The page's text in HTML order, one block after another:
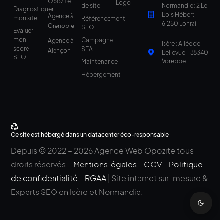
Normandie : 2 Le
Bois Hébert -
61250 Lonrai
Isère : Allée de
Bellevue - 38340
Voreppe
de site
Référencement
SEO
Campagne
SEA
Maintenance
Hébergement
Logo
Agence à
Grenoble
Agence à
Alençon
Diagnostiquer
mon site
Évaluer
mon
score
SEO
Ce site est hébergé dans un datacenter éco-responsable
Depuis © 2022 – 2026 Agence Web Opozite tous
droits réservés – Mentions légales– CGV– Politique
de confidentialité – RGAA | Site internet sur-mesure &
Experts SEO en Isère et Normandie.